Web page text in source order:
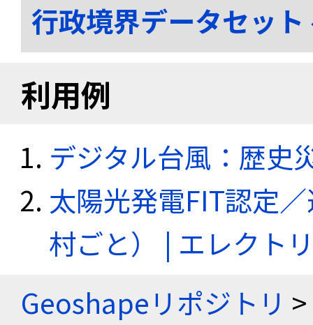
行政境界データセッ
利用例
デジタル台風：歴史
太陽光発電FIT認定
村ごと） | エレクト
Geoshapeリポジトリ >